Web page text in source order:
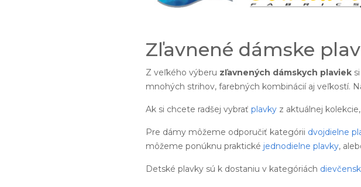
Zľavnené dámske
Z veľkého výberu zľavnených dámskych plaviek
mnohých strihov, farebných kombinácií aj veľkostí.
Ak si chcete radšej vybrať plavky z aktuálnej
Pre dámy môžeme odporučiť kategórii dvojdielne
môžeme ponúknu praktické jednodielne plavky,
Detské plavky sú k dostaniu v kategóriách